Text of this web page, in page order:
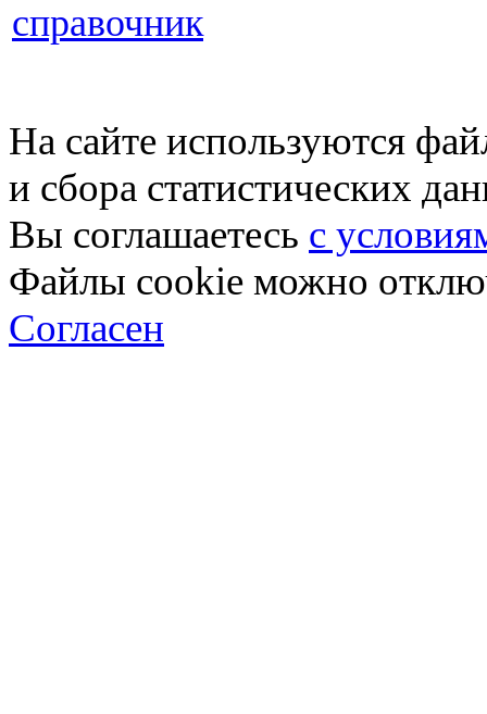
справочник
На сайте используются
и сбора статистических
Вы соглашаетесь с
Файлы cookie можно
Согласен